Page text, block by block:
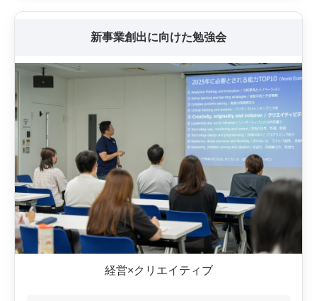
新事業創出に向けた勉強会
経営×クリエイティブ